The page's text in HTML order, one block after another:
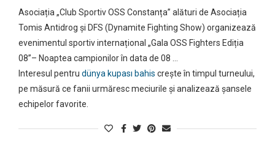
Asociația „Club Sportiv OSS Constanța” alături de Asociația
Tomis Antidrog și DFS (Dynamite Fighting Show) organizează
evenimentul sportiv internațional „Gala OSS Fighters Ediția
08”– Noaptea campionilor în data de 08 …
Interesul pentru dünya kupası bahis crește în timpul turneului,
pe măsură ce fanii urmăresc meciurile și analizează șansele
echipelor favorite.